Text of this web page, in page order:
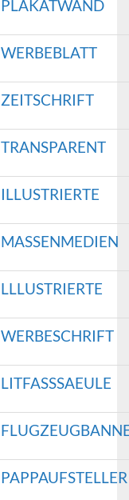
PLAKATWAND
WERBEBLATT
ZEITSCHRIFT
TRANSPARENT
ILLUSTRIERTE
MASSENMEDIEN
LLLUSTRIERTE
WERBESCHRIFT
LITFASSSAEULE
PAPPAUFSTELLER